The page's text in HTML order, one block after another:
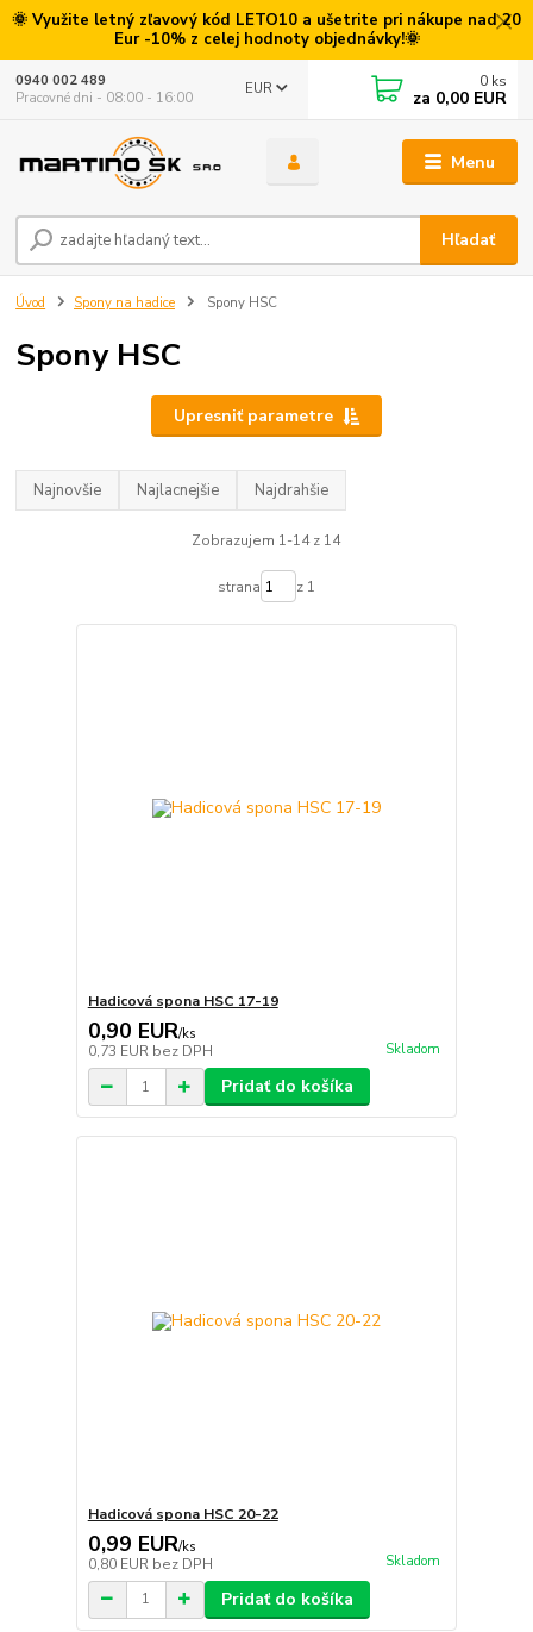
🌞 Využite letný zľavový kód LETO10 a ušetrite pri nákupe nad 20
Eur -10% z celej hodnoty objednávky!🌞
Menu
EUR
Hľadať
0940 002 489
Pracovné dni - 08:00 - 16:00
0 ks
za 0,00 EUR
Úvod Spony na hadice Spony HSC
Spony HSC
Upresniť parametre
Najnovšie Najlacnejšie Najdrahšie
Zobrazujem 1-14 z 14
strana z 1
Hadicová spona HSC 17-19
0,90 EUR/ks
0,73 EUR bez DPH Skladom
Pridať do košíka
Hadicová spona HSC 20-22
0,99 EUR/ks
0,80 EUR bez DPH Skladom
Pridať do košíka